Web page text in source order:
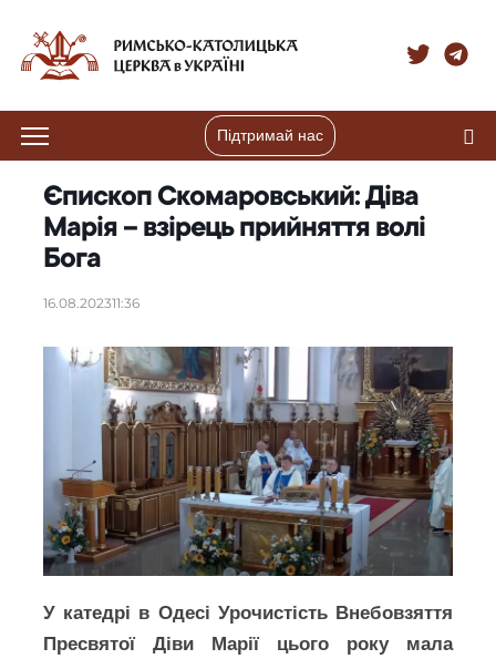
Підтримай нас
Єпископ Скомаровський: Діва
Марія – взірець прийняття волі
Бога
16.08.202311:36
У катедрі в Одесі Урочистість Внебовзяття
Пресвятої Діви Марії цього року мала